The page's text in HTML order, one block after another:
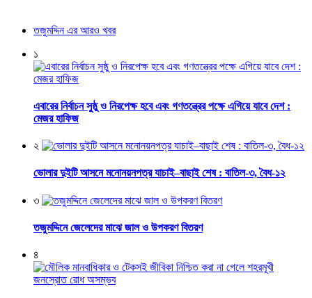
তজুমদ্দিন এর আরও খবর
১
এবারের নির্বাচন সুষ্ঠু ও নিরপেক্ষ হবে এবং গণতন্ত্রের পক্ষে এগিয়ে যাবে দেশ :
মেজর হাফিজ
২
ভোলার দুইটি আসনে মনোনয়নপত্র যাচাই–বাছাই শেষ : বাতিল-৩, বৈধ-১২
৩
তজুমদ্দিনে জেলেদের মাঝে জাল ও উপকরণ বিতরণ
৪